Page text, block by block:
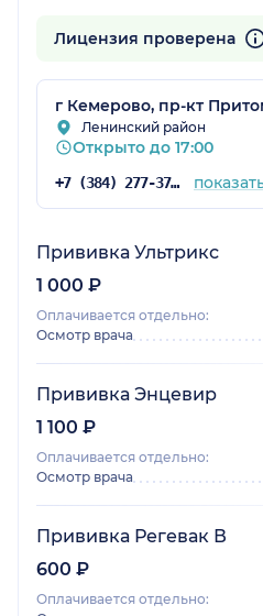
Лицензия проверена
г Кемерово, пр-кт
Ленинский район
Открыто до 17:00
+7 (384) 277-37-05
Прививка Ультрикс
1 000 ₽
Оплачивается отдельно:
Осмотр врача
Прививка Энцевир
1 100 ₽
Оплачивается отдельно:
Осмотр врача
Прививка Регевак В
600 ₽
Оплачивается отдельно: